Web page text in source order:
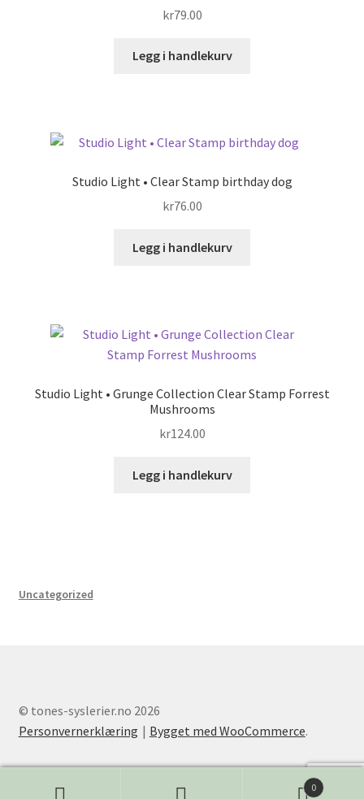
kr79.00
Legg i handlekurv
Studio Light • Clear Stamp birthday dog
kr76.00
Legg i handlekurv
Studio Light • Grunge Collection Clear Stamp Forrest
Mushrooms
kr124.00
Legg i handlekurv
Uncategorized
© tones-syslerier.no 2026
Personvernerklæring
Bygget med WooCommerce.
0